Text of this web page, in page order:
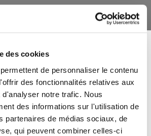
des cookies
de personnaliser le contenu
des fonctionnalités relatives aux
notre trafic. Nous
des informations sur l'utilisation de
partenaires de médias sociaux, de
qui peuvent combiner celles-ci